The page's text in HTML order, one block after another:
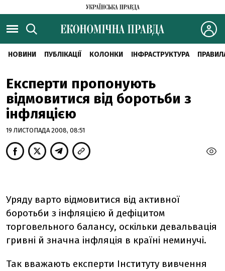
НОВИНИ ПУБЛІКАЦІЇ КОЛОНКИ ІНФРАСТРУКТУРА
Експерти пропонують
відмовитися від боротьби з
інфляцією
19 ЛИСТОПАДА 2008, 08:51
Уряду варто відмовитися від активної
боротьби з інфляцією й дефіцитом
торговельного балансу, оскільки девальвація
гривні й значна інфляція в країні неминучі.
Так вважають експерти Інституту вивчення